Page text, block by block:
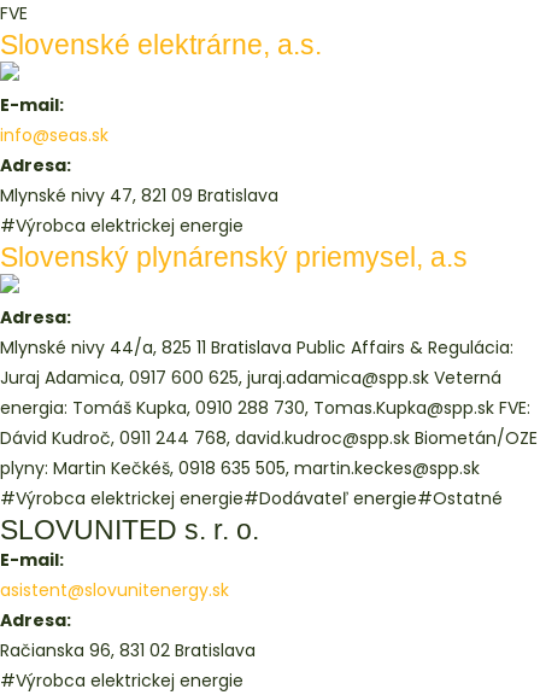
FVE
Slovenské elektrárne, a.s.
E-mail:
info@seas.sk
Adresa:
Mlynské nivy 47, 821 09 Bratislava
#Výrobca elektrickej energie
Slovenský plynárenský priemysel, a.s
Adresa:
Mlynské nivy 44/a, 825 11 Bratislava Public Affairs & Regulácia:
Juraj Adamica, 0917 600 625, juraj.adamica@spp.sk Veterná
energia: Tomáš Kupka, 0910 288 730, Tomas.Kupka@spp.sk FVE:
Dávid Kudroč, 0911 244 768, david.kudroc@spp.sk Biometán/OZE
plyny: Martin Kečkéš, 0918 635 505, martin.keckes@spp.sk
#Výrobca elektrickej energie#Dodávateľ energie#Ostatné
SLOVUNITED s. r. o.
E-mail:
asistent@slovunitenergy.sk
Adresa:
Račianska 96, 831 02 Bratislava
#Výrobca elektrickej energie